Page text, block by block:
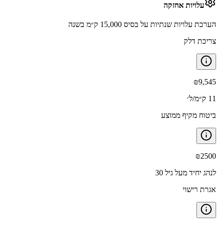
עלויות אחזקה
הערכת עלויות שנתיות על בסיס 15,000 ק״מ בשנה
צריכת דלק
₪9,545
11 ק״מ/ל׳
ביטוח מקיף ממוצע
₪2500
לנהג יחיד מעל גיל 30
אגרת רישוי